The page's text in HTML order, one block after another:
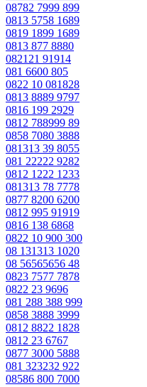
08782 7999 899
0813 5758 1689
0819 1899 1689
0813 877 8880
082121 91914
081 6600 805
0822 10 081828
0813 8889 9797
0816 199 2929
0812 788999 89
0858 7080 3888
081313 39 8055
081 22222 9282
0812 1222 1233
081313 78 7778
0877 8200 6200
0812 995 91919
0816 138 6868
0822 10 900 300
08 131313 1020
08 56565656 48
0823 7577 7878
0822 23 9696
081 288 388 999
0858 3888 3999
0812 8822 1828
0812 23 6767
0877 3000 5888
081 323232 922
08586 800 7000